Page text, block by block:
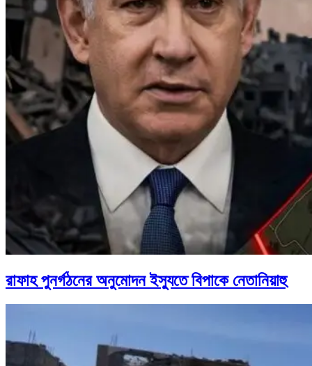
রাফাহ পুনর্গঠনের অনুমোদন ইস্যুতে বিপাকে নেতানিয়াহু